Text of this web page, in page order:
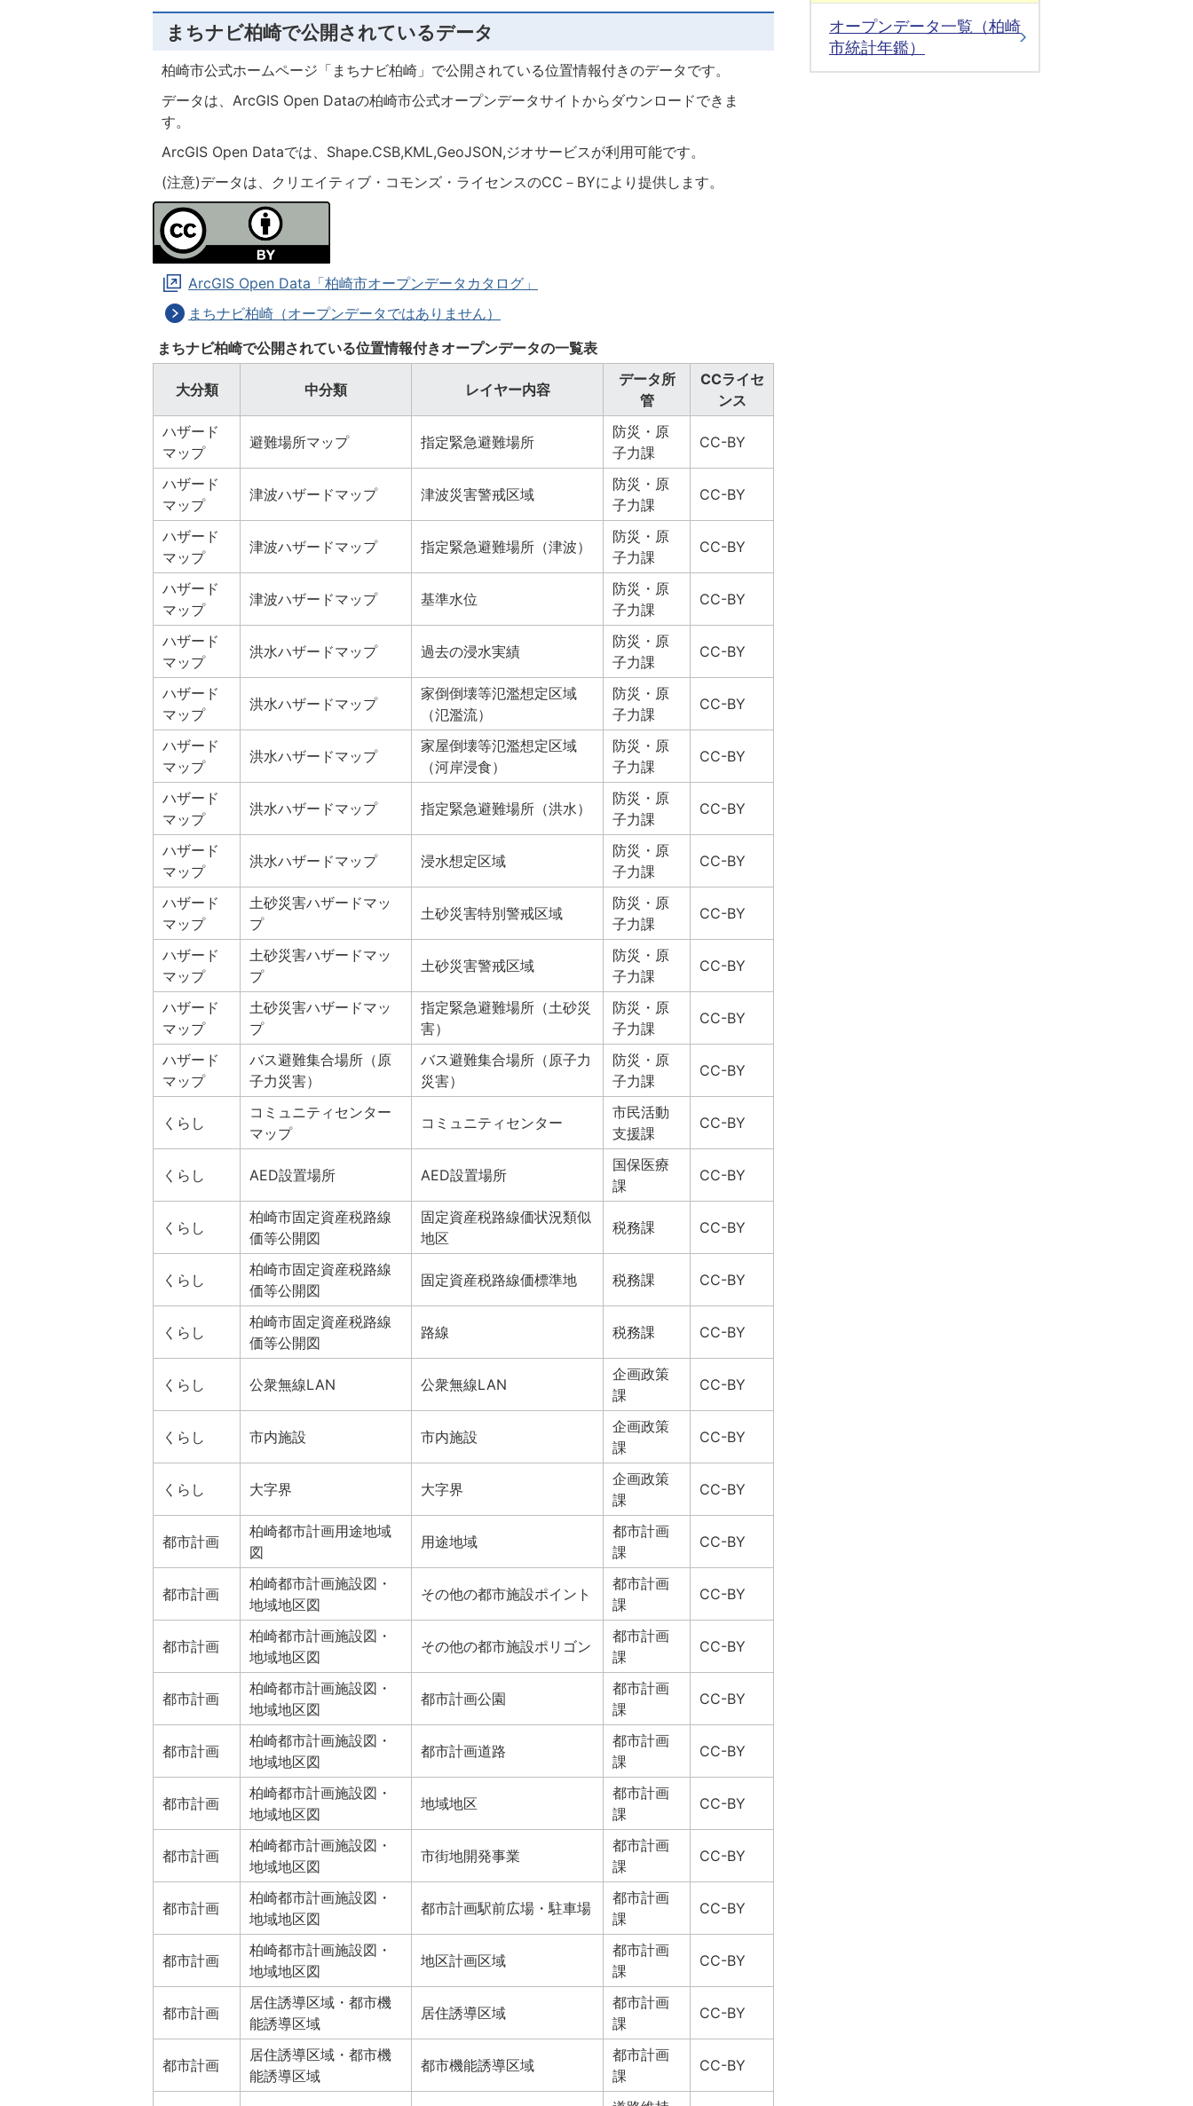
まちナビ柏崎で公開されているデータ
柏崎市公式ホームページ「まちナビ柏崎」で公開されている位置情報付きのデータです。
データは、ArcGIS Open Dataの柏崎市公式オープンデータサイトからダウンロードできま
す。
ArcGIS Open Dataでは、Shape.CSB,KML,GeoJSON,ジオサービスが利用可能です。
(注意)データは、クリエイティブ・コモンズ・ライセンスのCC－BYにより提供します。
ArcGIS Open Data「柏崎市オープンデータカタログ」
まちナビ柏崎（オープンデータではありません）
まちナビ柏崎で公開されている位置情報付きオープンデータの一覧表
大分類 中分類 レイヤー内容
データ所
管
CCライセ
ンス
ハザード
マップ
避難場所マップ 指定緊急避難場所
防災・原
子力課
CC-BY
ハザード
マップ
津波ハザードマップ 津波災害警戒区域
防災・原
子力課
CC-BY
ハザード
マップ
津波ハザードマップ 指定緊急避難場所（津波）
防災・原
子力課
CC-BY
ハザード
マップ
津波ハザードマップ 基準水位
防災・原
子力課
CC-BY
ハザード
マップ
洪水ハザードマップ 過去の浸水実績
防災・原
子力課
CC-BY
ハザード
マップ
洪水ハザードマップ
家倒倒壊等氾濫想定区域
（氾濫流）
防災・原
子力課
CC-BY
ハザード
マップ
洪水ハザードマップ
家屋倒壊等氾濫想定区域
（河岸浸食）
防災・原
子力課
CC-BY
ハザード
マップ
洪水ハザードマップ 指定緊急避難場所（洪水）
防災・原
子力課
CC-BY
ハザード
マップ
洪水ハザードマップ 浸水想定区域
防災・原
子力課
CC-BY
ハザード
マップ
土砂災害ハザードマッ
プ
土砂災害特別警戒区域
防災・原
子力課
CC-BY
ハザード
マップ
土砂災害ハザードマッ
プ
土砂災害警戒区域
防災・原
子力課
CC-BY
ハザード
マップ
土砂災害ハザードマッ
プ
指定緊急避難場所（土砂災
害）
防災・原
子力課
CC-BY
ハザード
マップ
バス避難集合場所（原
子力災害）
バス避難集合場所（原子力
災害）
防災・原
子力課
CC-BY
くらし
コミュニティセンター
マップ
コミュニティセンター
市民活動
支援課
CC-BY
くらし AED設置場所 AED設置場所
国保医療
課
CC-BY
くらし
柏崎市固定資産税路線
価等公開図
固定資産税路線価状況類似
地区
税務課 CC-BY
くらし
柏崎市固定資産税路線
価等公開図
固定資産税路線価標準地 税務課 CC-BY
くらし
柏崎市固定資産税路線
価等公開図
路線 税務課 CC-BY
くらし 公衆無線LAN 公衆無線LAN
企画政策
課
CC-BY
くらし 市内施設 市内施設
企画政策
課
CC-BY
くらし 大字界 大字界
企画政策
課
CC-BY
都市計画
柏崎都市計画用途地域
図
用途地域
都市計画
課
CC-BY
都市計画
柏崎都市計画施設図・
地域地区図
その他の都市施設ポイント
都市計画
課
CC-BY
都市計画
柏崎都市計画施設図・
地域地区図
その他の都市施設ポリゴン
都市計画
課
CC-BY
都市計画
柏崎都市計画施設図・
地域地区図
都市計画公園
都市計画
課
CC-BY
都市計画
柏崎都市計画施設図・
地域地区図
都市計画道路
都市計画
課
CC-BY
都市計画
柏崎都市計画施設図・
地域地区図
地域地区
都市計画
課
CC-BY
都市計画
柏崎都市計画施設図・
地域地区図
市街地開発事業
都市計画
課
CC-BY
都市計画
柏崎都市計画施設図・
地域地区図
都市計画駅前広場・駐車場
都市計画
課
CC-BY
都市計画
柏崎都市計画施設図・
地域地区図
地区計画区域
都市計画
課
CC-BY
都市計画
居住誘導区域・都市機
能誘導区域
居住誘導区域
都市計画
課
CC-BY
都市計画
居住誘導区域・都市機
能誘導区域
都市機能誘導区域
都市計画
課
CC-BY
オープンデータ一覧（柏崎
市統計年鑑）